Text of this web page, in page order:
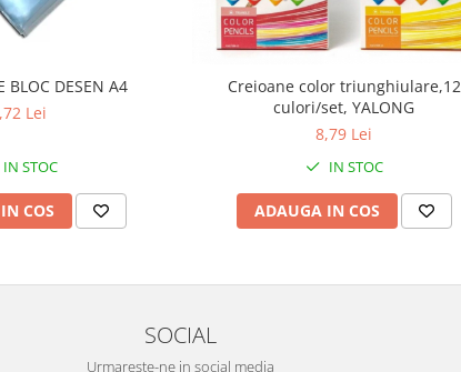
BLOC DESEN A4
Lei
IN STOC
COS
Creioane color triunghiulare,12
culori/set, YALONG
8,79 Lei
IN STOC
ADAUGA IN COS
SOCIAL
Urmareste-ne in social media